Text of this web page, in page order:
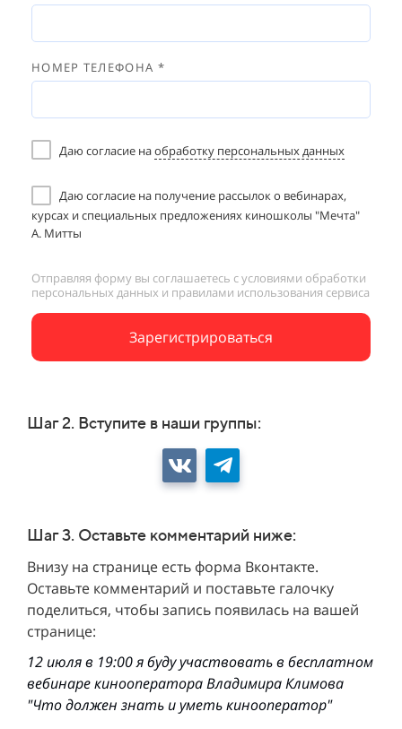
НОМЕР ТЕЛЕФОНА *
Даю согласие наобработку персональных данных
Даю согласие на получение рассылок о вебинарах,
курсах и специальных предложениях киношколы "Мечта"
А. Митты
Отправляя форму вы соглашаетесь сусловиями обработки
персональных данных и правилами использования сервиса
Зарегистрироваться
Шаг 2. Вступите в наши группы:
Шаг 3. Оставьте комментарий ниже:
Внизу на странице есть форма Вконтакте.
Оставьте комментарий и поставьте галочку
поделиться, чтобы запись появилась на вашей
странице:
12 июля в 19:00 я буду участвовать в бесплатном
вебинаре кинооператора Владимира Климова
"Что должен знать и уметь кинооператор"